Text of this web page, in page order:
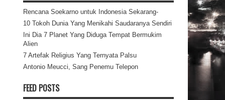
Rencana Soekarno untuk Indonesia Sekarang-
10 Tokoh Dunia Yang Menikahi Saudaranya Sendiri
Ini Dia 7 Planet Yang Diduga Tempat Bermukim
Alien
7 Artefak Religius Yang Ternyata Palsu
Antonio Meucci, Sang Penemu Telepon
FEED POSTS